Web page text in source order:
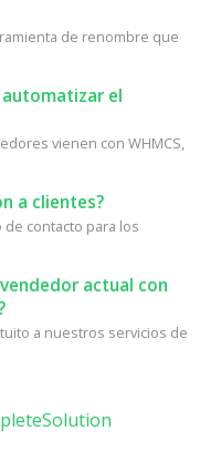
de renombre que
automatizar el
vienen con WHMCS,
a clientes?
contacto para los
actual con
a nuestros servicios de